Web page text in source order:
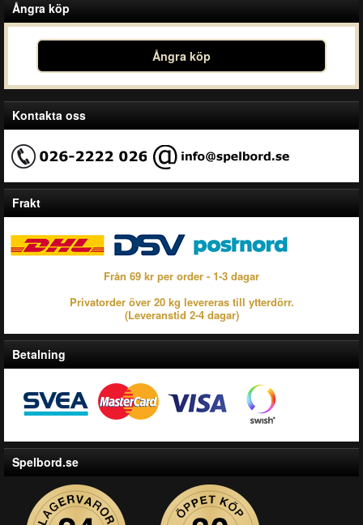
Ångra köp
Ångra köp
Kontakta oss
Frakt
Från 69 kr per order - 1-3 dagar
Privatorder över 20 kg levereras till ytterdörr.
(Leveranstid 2-4 dagar)
Betalning
Spelbord.se